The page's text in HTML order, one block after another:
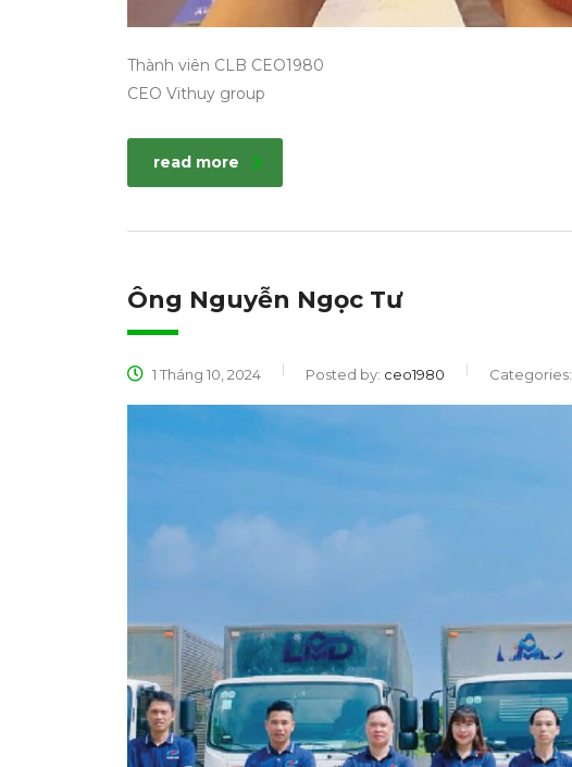
Thành viên CLB CEO1980
CEO Vithuy group
read more
Ông Nguyễn Ngọc Tư
1 Tháng 10, 2024 Posted by: ceo1980 Categories: